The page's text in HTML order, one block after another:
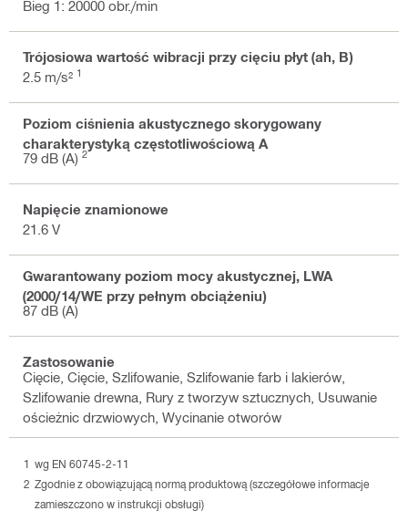
Bieg 1: 20000 obr./min
Trójosiowa wartość wibracji przy cięciu płyt (ah, B)
2.5 m/s² 1
Poziom ciśnienia akustycznego skorygowany
charakterystyką częstotliwościową A
79 dB (A) 2
Napięcie znamionowe
21.6 V
Gwarantowany poziom mocy akustycznej, LWA
(2000/14/WE przy pełnym obciążeniu)
87 dB (A)
Zastosowanie
Cięcie, Cięcie, Szlifowanie, Szlifowanie farb i lakierów,
Szlifowanie drewna, Rury z tworzyw sztucznych, Usuwanie
ościeżnic drzwiowych, Wycinanie otworów
wg EN 60745-2-11
Zgodnie z obowiązującą normą produktową (szczegółowe informacje
zamieszczono w instrukcji obsługi)